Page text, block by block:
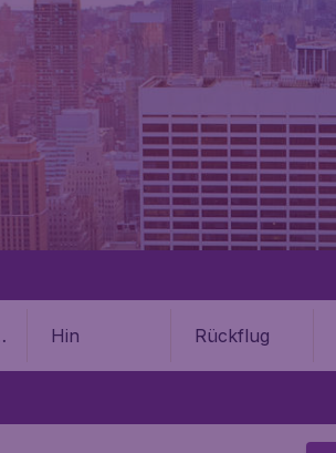
Hin Rückflug